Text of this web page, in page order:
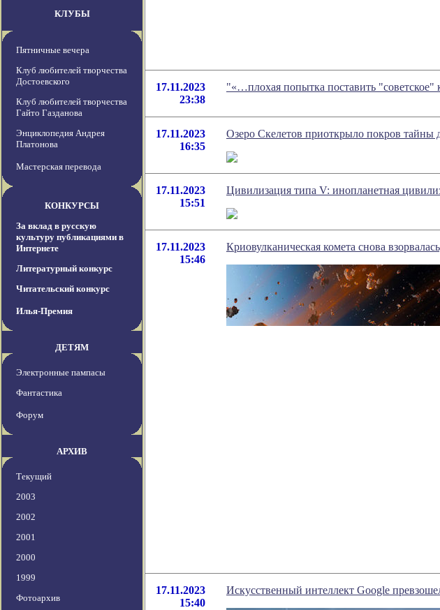
КЛУБЫ
Пятничные вечера
Клуб любителей творчества
Достоевского
Клуб любителей творчества
Гайто Газданова
Энциклопедия Андрея
Платонова
Мастерская перевода
КОНКУРСЫ
За вклад в русскую
культуру публикациями в
Интернете
Литературный конкурс
Читательский конкурс
Илья-Премия
ДЕТЯМ
Электронные пампасы
Фантастика
Форум
АРХИВ
Текущий
2003
2002
2001
2000
1999
Фотоархив
17.11.2023
23:38
"«…плохая попытка поставить
17.11.2023
16:35
Озеро Скелетов приоткрыло покров тайны
17.11.2023
15:51
Цивилизация типа V: инопланетная
17.11.2023
15:46
Криовулканическая комета снова
17.11.2023
15:40
Искусственный интеллект Google